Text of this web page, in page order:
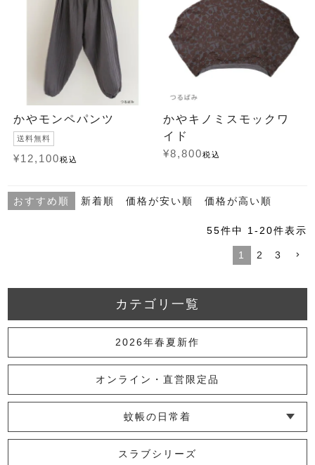
かやモンペパンツ
送料無料
¥12,100税込
かやキノミスモックワ
イド
¥8,800税込
おすすめ順 新着順 価格が安い順 価格が高い順
55件中 1-20件表示
1 2 3
カテゴリ一覧
2026年春夏新作
オンライン・直営限定品
蚊帳の日常着
└ インナー
└ トップス
└ ワンピース
└ パンツ
└ スカート
└ 羽織りもの
└ キッズ・ベビー
スラブシリーズ